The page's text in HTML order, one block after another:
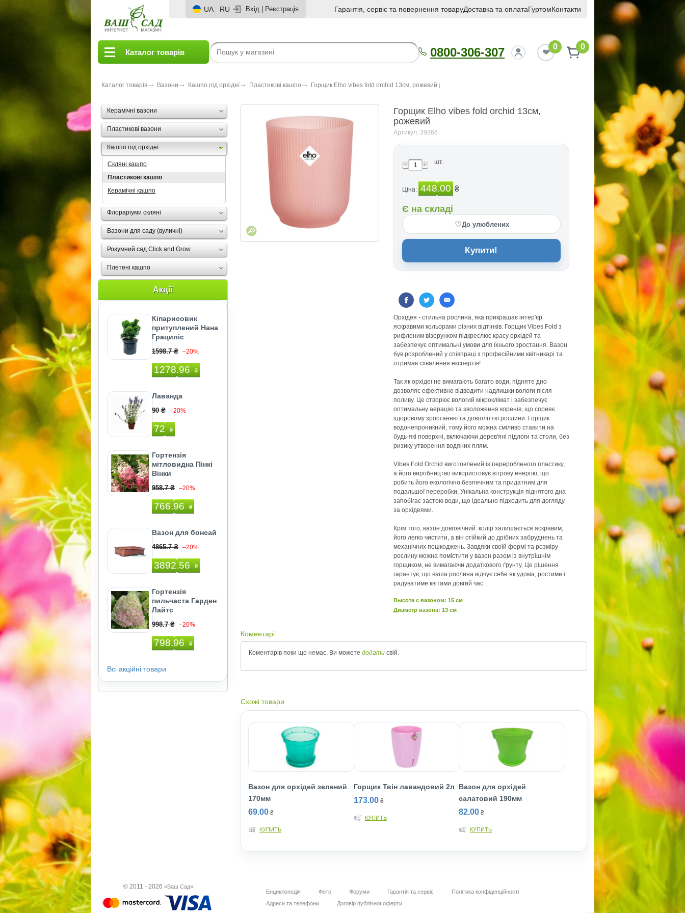
UA RU Вхід Реєстрація Гарантія, сервіс та повернення товаруДоставка та оплатаГуртомКонтакти
Каталог товарів 0800-306-307 0 0
Каталог товарів Вазони Кашпо під орхідеї Пластикові кашпо Горщик Elho vibes fold orchid 13см, рожевий
Керамічні вазони
Пластикові вазони
Кашпо під орхідеї
Скляні кашпо
Пластикові кашпо
Керамічні кашпо
Флораріуми скляні
Вазони для саду (вуличні)
Розумний сад Click and Grow
Плетені кашпо
Акції
Кіпарисовик
притуплений Нана
Грациліс
1598.7 ₴ –20%
1278.96 ₴
Лаванда
90 ₴ –20%
72 ₴
Гортензія
мітловидна Пінкі
Вінки
958.7 ₴ –20%
766.96 ₴
Вазон для бонсай
4865.7 ₴ –20%
3892.56 ₴
Гортензія
пильчаста Гарден
Лайтс
998.7 ₴ –20%
798.96 ₴
Всі акційні товари
Горщик Elho vibes fold orchid 13см,
рожевий
Артикул: 39366
шт.
Ціна: 448.00 ₴
Є на складі
♡До улюблених
Купити!
Орхідея - стильна рослина, яка прикрашає інтер'єр
яскравими кольорами різних відтінків. Горщик Vibes Fold з
рифленим візерунком підкреслює красу орхідей та
забезпечує оптимальні умови для їхнього зростання. Вазон
був розроблений у співпраці з професійними квітникарі та
отримав схвалення експертів!
Так як орхідеї не вимагають багато води, підняте дно
дозволяє ефективно відводити надлишки вологи після
поливу. Це створює вологий мікроклімат і забезпечує
оптимальну аерацію та зволоження коренів, що сприяє
здоровому зростанню та довголіттю рослини. Горщик
водонепроникний, тому його можна сміливо ставити на
будь-які поверхні, включаючи дерев'яні підлоги та столи, без
ризику утворення водяних плям.
Vibes Fold Orchid виготовлений із переробленого пластику,
а його виробництво використовує вітрову енергію, що
робить його екологічно безпечним та придатним для
подальшої переробки. Унікальна конструкція піднятого дна
запобігає застою води, що ідеально підходить для догляду
за орхідеями.
Крім того, вазон довговічний: колір залишається яскравим,
його легко чистити, а він стійкий до дрібних забруднень та
механічних пошкоджень. Завдяки своїй формі та розміру
рослину можна помістити у вазон разом із внутрішнім
горщиком, не вимагаючи додаткового ґрунту. Це рішення
гарантує, що ваша рослина відчує себе як удома, ростиме і
радуватиме квітами довгий час.
Высота c вазоном: 15 см
Диаметр вазона: 13 см
Коментарі
Коментарів поки що немає, Ви можете додати свій.
Схожі товари
Вазон для орхідей зелений
170мм
69.00 ₴
КУПИТЬ
Горщик Твін лавандовий 2л
173.00 ₴
КУПИТЬ
Вазон для орхідей
салатовий 190мм
82.00 ₴
КУПИТЬ
© 2011 - 2026 «Ваш Сад»
Енциклопедія
Фото Форуми Гарантія та сервіс
Політика конфіденційності
Адреси та телефони
Договір публічної оферти